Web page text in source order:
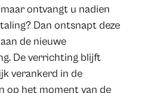
ontvangt u nadien
Dan ontsnapt deze
de nieuwe
De verrichting blijft
verankerd in de
op het moment van de